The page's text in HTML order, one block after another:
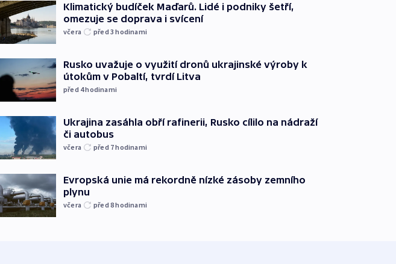
Klimatický budíček Maďarů. Lidé i podniky šetří,
omezuje se doprava i svícení
včera před 3hodinami
Rusko uvažuje o využití dronů ukrajinské výroby k
útokům v Pobaltí, tvrdí Litva
před 4hodinami
Ukrajina zasáhla obří rafinerii, Rusko cílilo na nádraží
či autobus
včera před 7hodinami
Evropská unie má rekordně nízké zásoby zemního
plynu
včera před 8hodinami